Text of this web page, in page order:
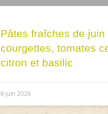
Pâtes fraîches de juin
courgettes, tomates
citron et basilic
8 juin 2026